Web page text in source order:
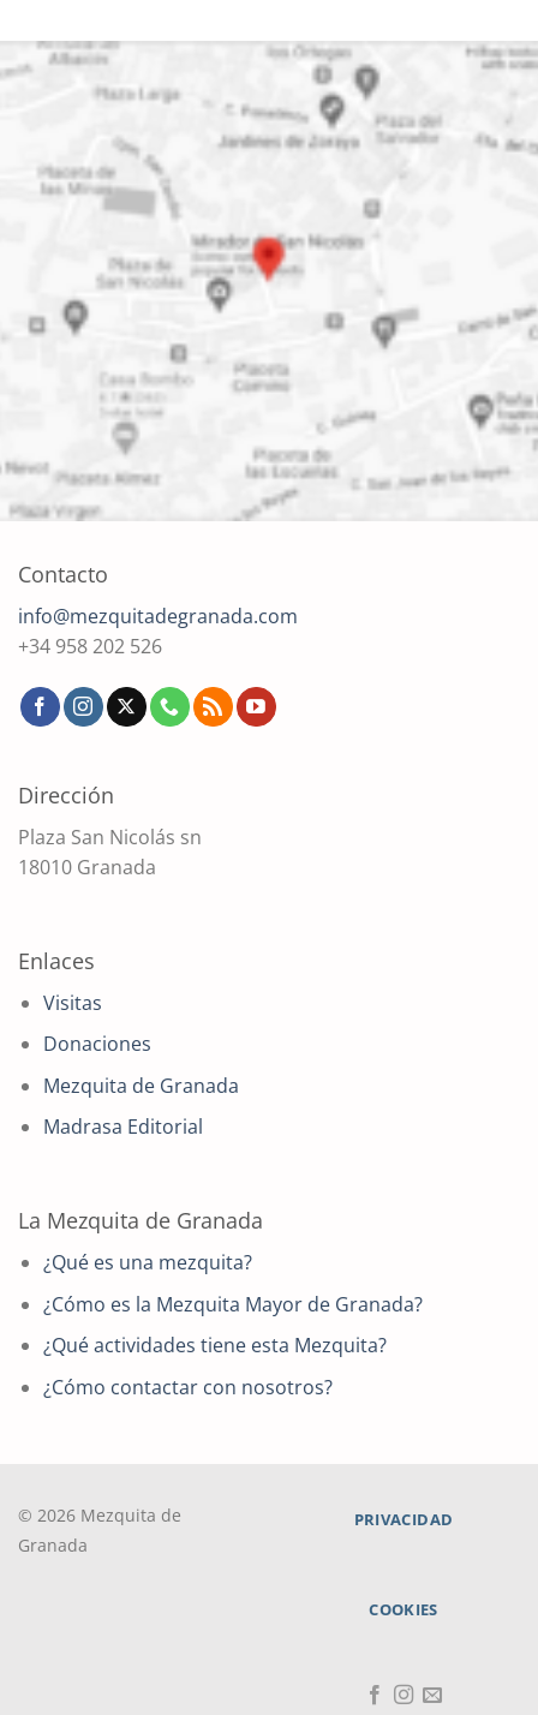
Contacto
info@mezquitadegranada.com
+34 958 202 526
Dirección
Plaza San Nicolás sn
18010 Granada
Enlaces
Visitas
Donaciones
Mezquita de Granada
Madrasa Editorial
La Mezquita de Granada
¿Qué es una mezquita?
¿Cómo es la Mezquita Mayor de Granada?
¿Qué actividades tiene esta Mezquita?
¿Cómo contactar con nosotros?
© 2026 Mezquita de
Granada
PRIVACIDAD
COOKIES